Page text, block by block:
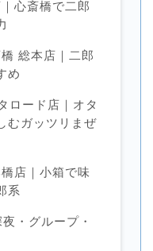
心斎橋で二郎
総本店｜二郎
め
ロード店｜オタ
むガッツリまぜ
店｜小箱で味
系
・グループ・